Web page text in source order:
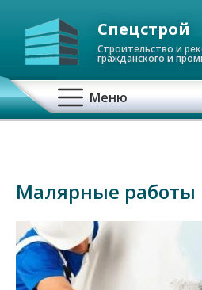
Спецстрой
Строительство и
гражданского и
О
с
о
в
н
Меню
Малярные работы